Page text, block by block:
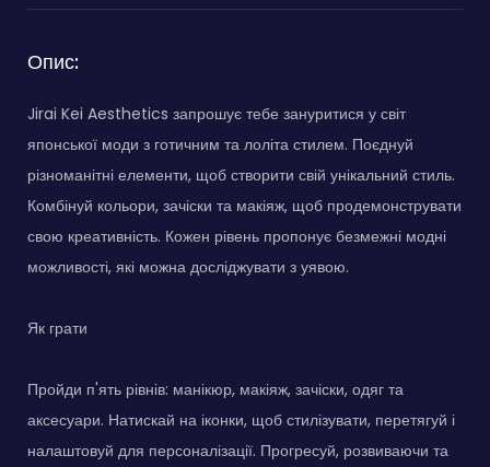
Опис:
Jirai Kei Aesthetics запрошує тебе зануритися у світ
японської моди з готичним та лоліта стилем. Поєднуй
різноманітні елементи, щоб створити свій унікальний стиль.
Комбінуй кольори, зачіски та макіяж, щоб продемонструвати
свою креативність. Кожен рівень пропонує безмежні модні
можливості, які можна досліджувати з уявою.
Як грати
Пройди п'ять рівнів: манікюр, макіяж, зачіски, одяг та
аксесуари. Натискай на іконки, щоб стилізувати, перетягуй і
налаштовуй для персоналізації. Прогресуй, розвиваючи та